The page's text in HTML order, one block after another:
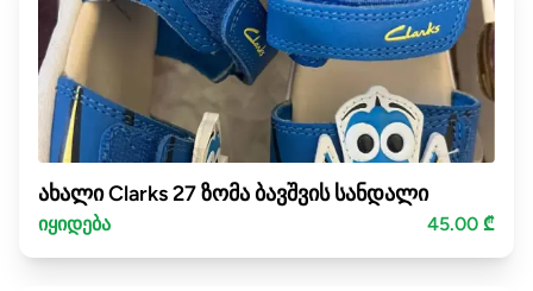
ახალი Clarks 27 ზომა ბავშვის სანდალი
იყიდება 45.00 ₾